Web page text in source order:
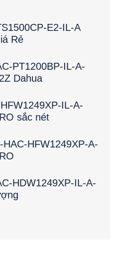
E2-IL-A
Rẻ
PT1200BP-IL-A-
Dahua
IL-A-
sắc nét
HFW1249XP-A-
HDW1249XP-IL-A-